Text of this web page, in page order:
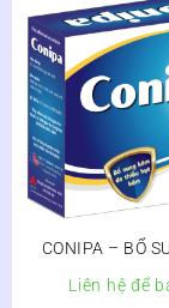
CONIPA – BỔ
TĂNG SỨC ĐỀ
Liên hệ để